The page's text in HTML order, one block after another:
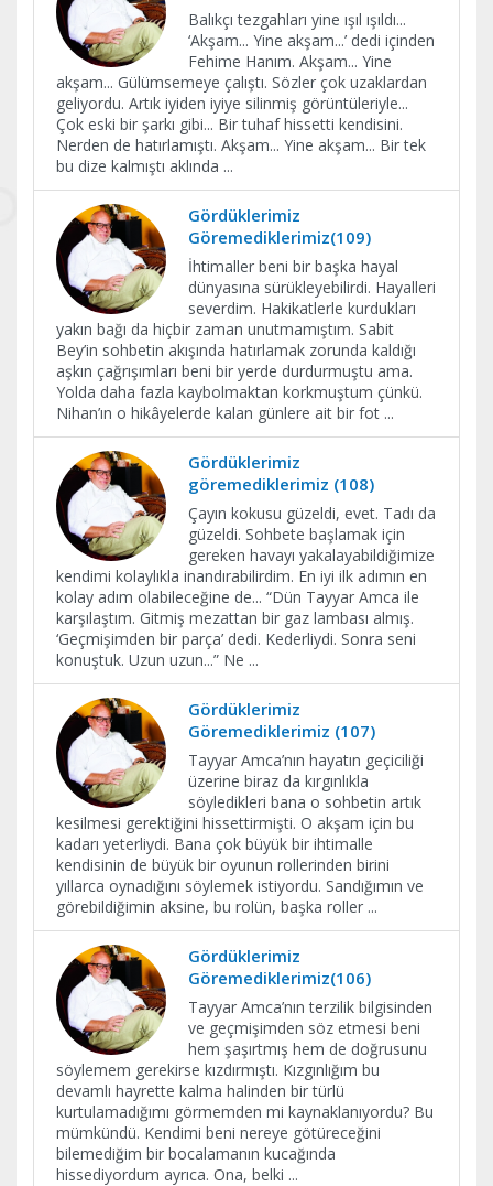
Balıkçı tezgahları yine ışıl ışıldı...
‘Akşam... Yine akşam...’ dedi içinden
Fehime Hanım. Akşam... Yine
akşam... Gülümsemeye çalıştı. Sözler çok uzaklardan
geliyordu. Artık iyiden iyiye silinmiş görüntüleriyle...
Çok eski bir şarkı gibi... Bir tuhaf hissetti kendisini.
Nerden de hatırlamıştı. Akşam... Yine akşam... Bir tek
bu dize kalmıştı aklında ...
Gördüklerimiz
Göremediklerimiz(109)
İhtimaller beni bir başka hayal
dünyasına sürükleyebilirdi. Hayalleri
severdim. Hakikatlerle kurdukları
yakın bağı da hiçbir zaman unutmamıştım. Sabit
Bey’in sohbetin akışında hatırlamak zorunda kaldığı
aşkın çağrışımları beni bir yerde durdurmuştu ama.
Yolda daha fazla kaybolmaktan korkmuştum çünkü.
Nihan’ın o hikâyelerde kalan günlere ait bir fot ...
Gördüklerimiz
göremediklerimiz (108)
Çayın kokusu güzeldi, evet. Tadı da
güzeldi. Sohbete başlamak için
gereken havayı yakalayabildiğimize
kendimi kolaylıkla inandırabilirdim. En iyi ilk adımın en
kolay adım olabileceğine de... “Dün Tayyar Amca ile
karşılaştım. Gitmiş mezattan bir gaz lambası almış.
‘Geçmişimden bir parça’ dedi. Kederliydi. Sonra seni
konuştuk. Uzun uzun...” Ne ...
Gördüklerimiz
Göremediklerimiz (107)
Tayyar Amca’nın hayatın geçiciliği
üzerine biraz da kırgınlıkla
söyledikleri bana o sohbetin artık
kesilmesi gerektiğini hissettirmişti. O akşam için bu
kadarı yeterliydi. Bana çok büyük bir ihtimalle
kendisinin de büyük bir oyunun rollerinden birini
yıllarca oynadığını söylemek istiyordu. Sandığımın ve
görebildiğimin aksine, bu rolün, başka roller ...
Gördüklerimiz
Göremediklerimiz(106)
Tayyar Amca’nın terzilik bilgisinden
ve geçmişimden söz etmesi beni
hem şaşırtmış hem de doğrusunu
söylemem gerekirse kızdırmıştı. Kızgınlığım bu
devamlı hayrette kalma halinden bir türlü
kurtulamadığımı görmemden mi kaynaklanıyordu? Bu
mümkündü. Kendimi beni nereye götüreceğini
bilemediğim bir bocalamanın kucağında
hissediyordum ayrıca. Ona, belki ...